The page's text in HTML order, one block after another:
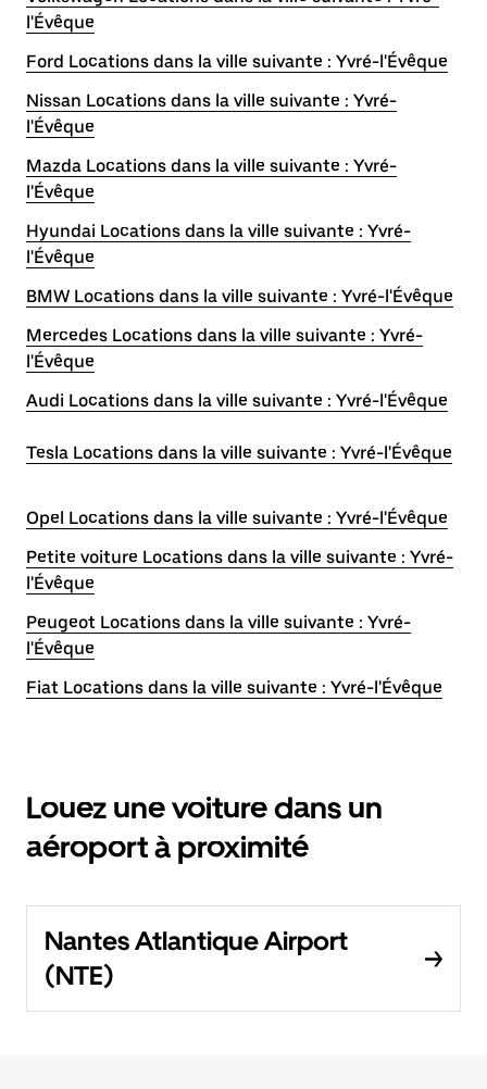
l'Évêque
Ford Locations dans la ville suivante : Yvré-l'Évêque
Nissan Locations dans la ville suivante : Yvré-
l'Évêque
Mazda Locations dans la ville suivante : Yvré-
l'Évêque
Hyundai Locations dans la ville suivante : Yvré-
l'Évêque
BMW Locations dans la ville suivante : Yvré-l'Évêque
Mercedes Locations dans la ville suivante : Yvré-
l'Évêque
Audi Locations dans la ville suivante : Yvré-l'Évêque
Tesla Locations dans la ville suivante : Yvré-l'Évêque
Opel Locations dans la ville suivante : Yvré-l'Évêque
Petite voiture Locations dans la ville suivante : Yvré-
l'Évêque
Peugeot Locations dans la ville suivante : Yvré-
l'Évêque
Fiat Locations dans la ville suivante : Yvré-l'Évêque
Louez une voiture dans un
aéroport à proximité
Nantes Atlantique Airport
(NTE)